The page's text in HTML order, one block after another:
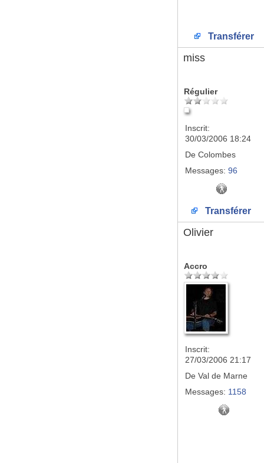
Transférer
miss
Régulier
Inscrit:
30/03/2006 18:24
De Colombes
Messages: 96
Transférer
Olivier
Accro
Inscrit:
27/03/2006 21:17
De Val de Marne
Messages: 1158